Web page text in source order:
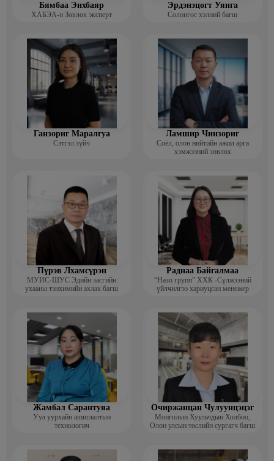
Бямбаа Энхбаяр
ХАБЭА-н Зөвлөх эксперт
Эрдэнэцогт Уянга
Солонгос хэлний багш
Ганзориг Маралгуа
Сэтгэл зүйч
Ламшир Чинзориг
Соёл, олон нийтийн ажил арга
хэмжээний зөвлөх
Пүрэв Лхамсүрэн
МУИС-ШУС Эдийн засгийн
ухааны тэнхимийн ахлах багш
Раднаа Байгалмаа
“Назо групп” ХХК -Сүлжээний
үйлчилгээ хариуцсан менежер
Жамбал Сарантуяа
Уул уурхайн ашиглалтын
технологич
Очиржанцан Чулуунцэцэг
Монголын Хуульчдын Холбоо,
Олон улсын төслийн сургагч багш